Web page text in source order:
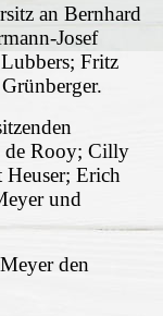
an Bernhard
Josef
Fritz
de Rooy; Cilly
Erich
und
den